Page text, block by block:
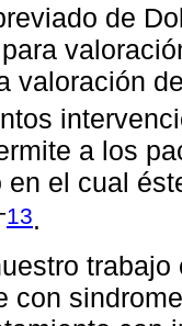
de
valoración
a los
en el cual
-13.
con